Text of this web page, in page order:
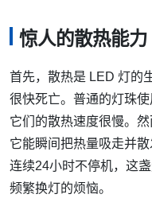
惊人的散热能力
首先，散热是 LED 灯的
很快死亡。普通的灯珠
它们的散热速度很慢。
它能瞬间把热量吸走并
连续24小时不停机，这
频繁换灯的烦恼。